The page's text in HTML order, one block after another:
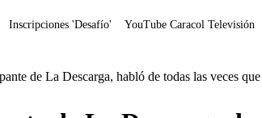
Inscripciones 'Desafío' YouTube Caracol Televisión
de La Descarga, habló de todas las veces